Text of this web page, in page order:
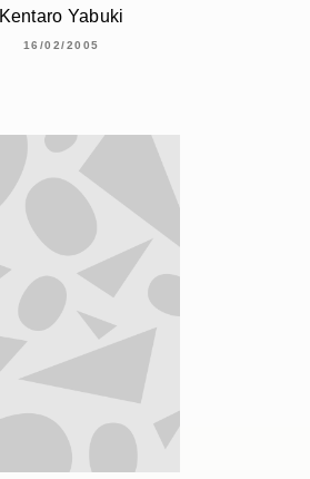
Kentaro Yabuki
16/02/2005